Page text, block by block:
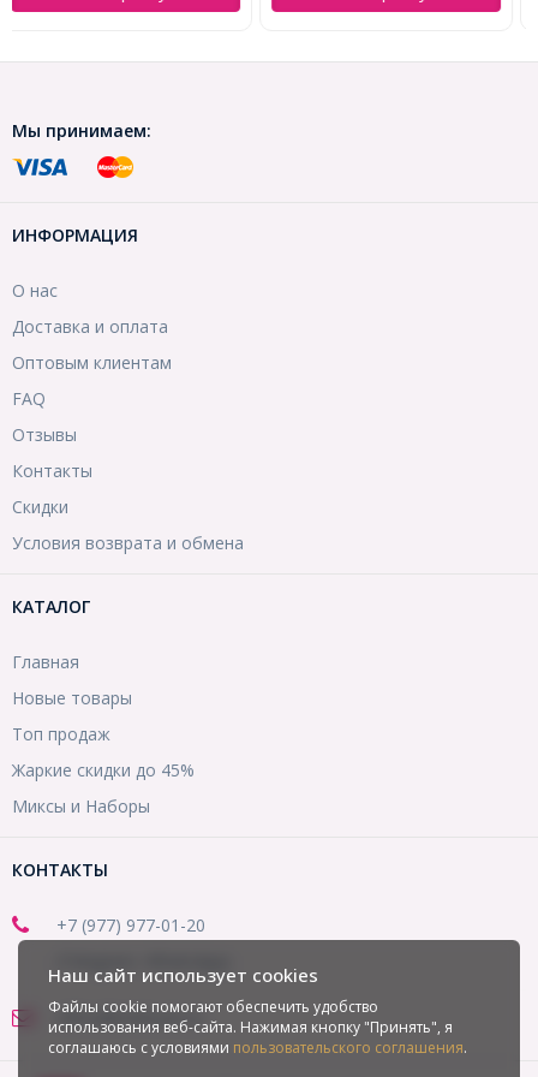
Мы принимаем:
ИНФОРМАЦИЯ
О нас
Доставка и оплата
Оптовым клиентам
FAQ
Отзывы
Контакты
Скидки
Условия возврата и обмена
КАТАЛОГ
Главная
Новые товары
Топ продаж
Жаркие скидки до 45%
Миксы и Наборы
КОНТАКТЫ
+7 (977) 977-01-20
office@mirbusin.ru
Наш сайт использует cookies
Файлы cookie помогают обеспечить удобство
использования веб-сайта. Нажимая кнопку "Принять", я
соглашаюсь с условиями пользовательского соглашения.